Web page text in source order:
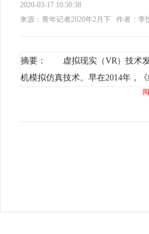
2020-03-17 10:50:38
来源：青年记者2020年2月下
作者：李
摘要： 虚拟现实（VR）技术发
机模拟仿真技术。早在2014年，